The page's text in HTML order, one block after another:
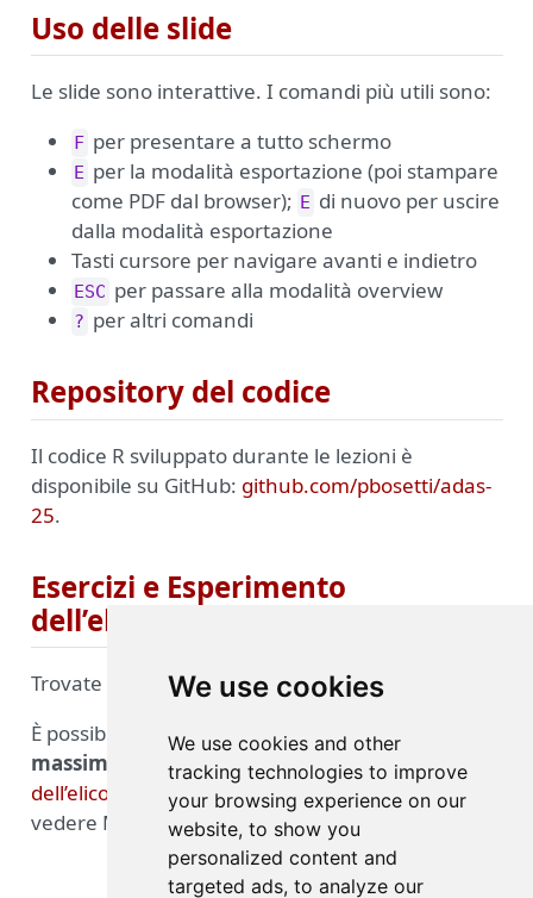
We use cookies
We use cookies and other
tracking technologies to improve
your browsing experience on our
website, to show you
personalized content and
targeted ads, to analyze our
t
Uso delle slide
Le slide sono interattive. I comandi più utili sono:
F per presentare a tutto schermo
E per la modalità esportazione (poi stampare
come PDF dal browser); E di nuovo per uscire
dalla modalità esportazione
Tasti cursore per navigare avanti e indietro
ESC per passare alla modalità overview
? per altri comandi
Repository del codice
Il codice R sviluppato durante le lezioni è
disponibile su GitHub: github.com/pbosetti/adas-
25.
Esercizi e Esperimento
dell’elicottero
Trovate
alcuni esercizi risolti.
È possibile lavorareper gruppi indipendenti di
massimo 2 personeall’esperimento
dell’elicottero
. Per le modalità di consegna,
vedere Moodle.